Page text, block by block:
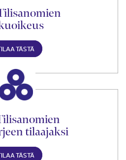
TÄSTÄ
tilaajaksi
TÄSTÄ